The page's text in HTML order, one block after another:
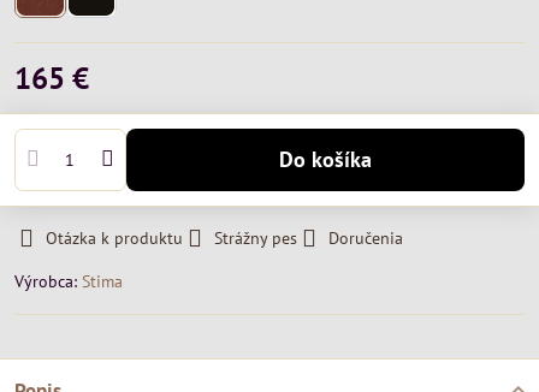
165 €
Do košíka
Otázka k produktu Strážny pes
Doručenia
Výrobca: Stima